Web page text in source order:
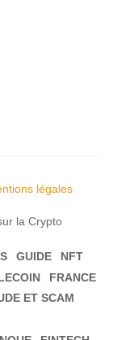
légales
la Crypto
GUIDE
NFT
FRANCE
ET SCAM